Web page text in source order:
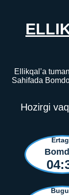
Ellikqal’a
Sahifada
Hozirgi